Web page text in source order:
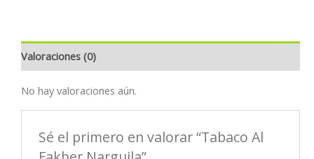
Valoraciones (0)
No hay valoraciones aún.
Sé el primero en valorar “Tabaco Al